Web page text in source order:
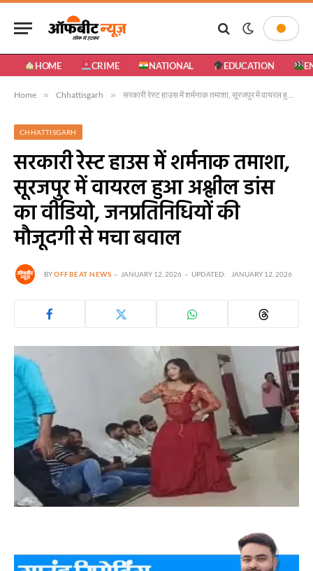
HOME CRIME NATIONAL EDUCATION
Home » Chhattisgarh » सरकारी रेस्ट हाउस में शर्मनाक तमाशा, सूरजपुर में वायरल हुआ अश्लील डांस का वीडियो, जनप्रतिनिधियों की मौजूदगी से मचा बवाल
CHHATTISGARH
सरकारी रेस्ट हाउस में शर्मनाक तमाशा,
सूरजपुर में वायरल हुआ अश्लील डांस
का वीडियो, जनप्रतिनिधियों की
मौजूदगी से मचा बवाल
BYOFFBEAT NEWS JANUARY 12, 2026 UPDATED: JANUARY 12, 2026